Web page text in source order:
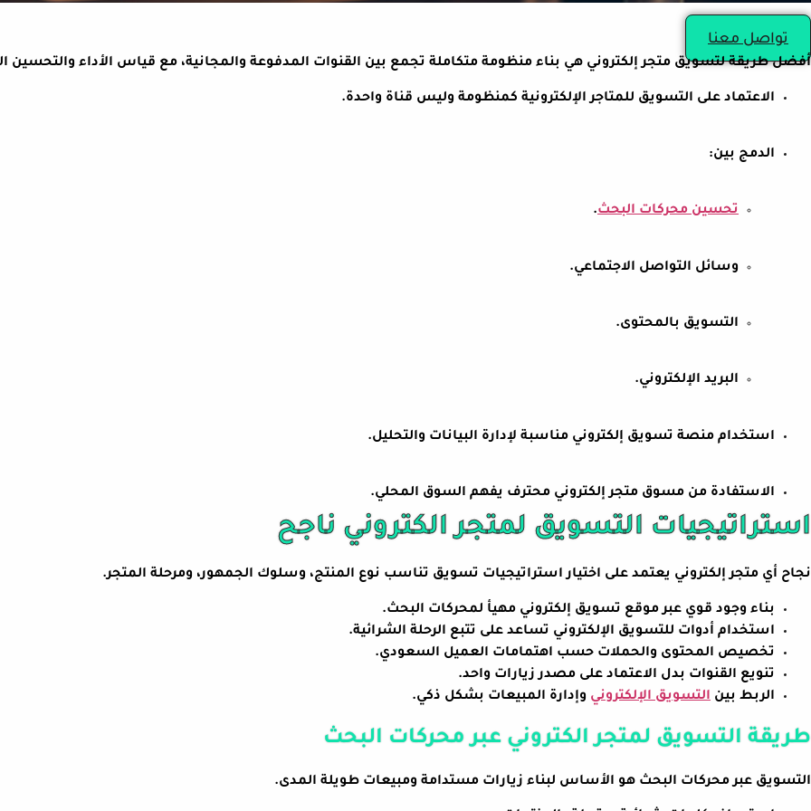
تواصل معنا
أفضل طريقة لتسويق متجر إلكتروني هي بناء منظومة متكاملة تجمع بين القنوات المدفوعة والمجانية، مع قياس الأداء والتحسين
الاعتماد على التسويق للمتاجر الإلكترونية كمنظومة وليس قناة واحدة.
الدمج بين:
تحسين محركات البحث.
وسائل التواصل الاجتماعي.
التسويق بالمحتوى.
البريد الإلكتروني.
استخدام منصة تسويق إلكتروني مناسبة لإدارة البيانات والتحليل.
الاستفادة من مسوق متجر إلكتروني محترف يفهم السوق المحلي.
استراتيجيات التسويق لمتجر الكتروني ناجح
نجاح أي متجر إلكتروني يعتمد على اختيار استراتيجيات تسويق تناسب نوع المنتج، وسلوك الجمهور، ومرحلة المتجر.
بناء وجود قوي عبر موقع تسويق إلكتروني مهيأ لمحركات البحث.
استخدام أدوات للتسويق الإلكتروني تساعد على تتبع الرحلة الشرائية.
تخصيص المحتوى والحملات حسب اهتمامات العميل السعودي.
تنويع القنوات بدل الاعتماد على مصدر زيارات واحد.
الربط بين التسويق الإلكتروني وإدارة المبيعات بشكل ذكي.
طريقة التسويق لمتجر الكتروني عبر محركات البحث
التسويق عبر محركات البحث هو الأساس لبناء زيارات مستدامة ومبيعات طويلة المدى.